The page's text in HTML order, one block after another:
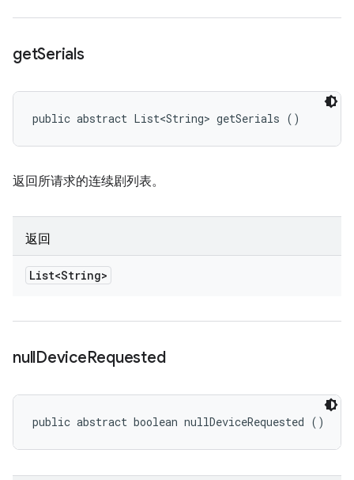
getSerials
public abstract List<String> getSerials ()
返回所请求的连续剧列表。
返回
List<String>
nullDeviceRequested
public abstract boolean nullDeviceRequested ()